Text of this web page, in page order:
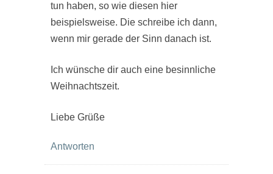
tun haben, so wie diesen hier
beispielsweise. Die schreibe ich dann,
wenn mir gerade der Sinn danach ist.
Ich wünsche dir auch eine besinnliche
Weihnachtszeit.
Liebe Grüße
Antworten